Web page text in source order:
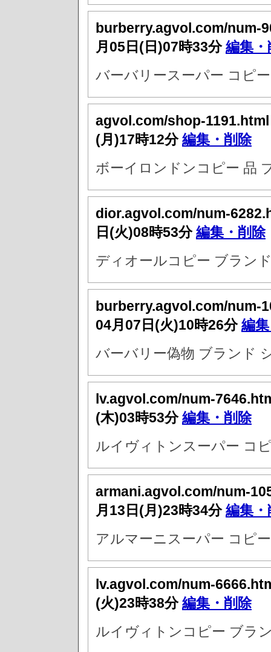
burberry.agvol.com/num-
月05日(日)07時33分編集・
バーバリースーパー コピ
agvol.com/shop-
(月)17時12分編集・削除
ボーイロンドンコピー 品
dior.agvol.com/num-
日(火)08時53分編集・削除
ディオールコピー ブラン
burberry.agvol.com/num-
04月07日(火)10時26分編
バーバリー偽物 ブランド
lv.agvol.com/num-
(木)03時53分編集・削除
ルイヴィトンスーパー コ
armani.agvol.com/num-
月13日(月)23時34分編集・
アルマーニスーパー コピ
lv.agvol.com/num-
(火)23時38分編集・削除
ルイヴィトンコピー ブラ